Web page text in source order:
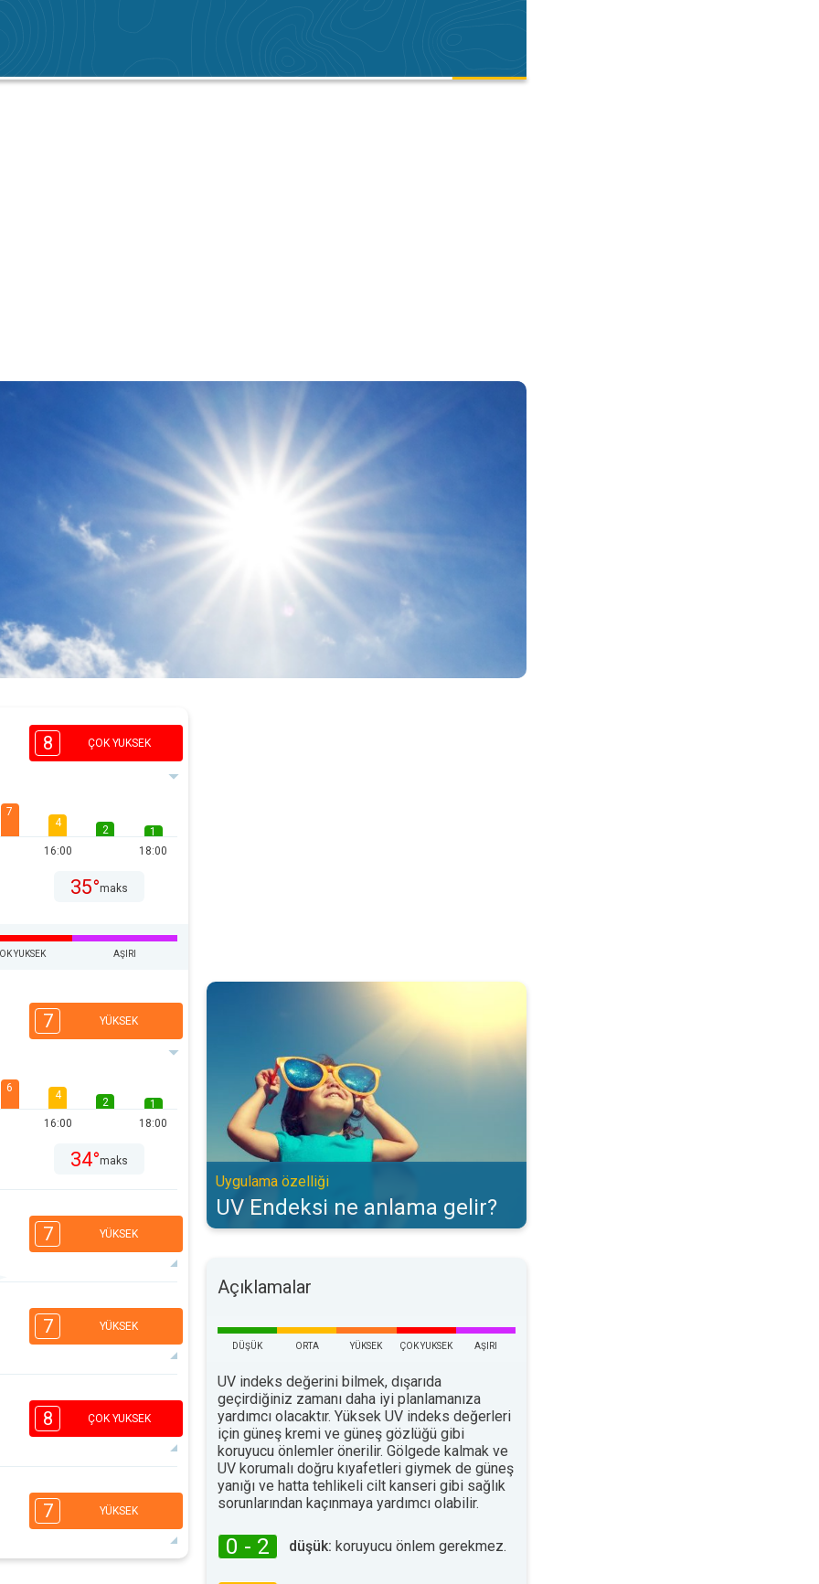
8 ÇOK YUKSEK
7
4
16:00
2
1
18:00
35°maks
YUKSEK AŞIRI
7 YÜKSEK
6
4
16:00
2
1
18:00
34°maks
7 YÜKSEK
4
16:00
3
34°maks
7 YÜKSEK
4
16:00
3
32°maks
8 ÇOK YUKSEK
4
16:00
32°maks
7 YÜKSEK
UV Endeksi ne anlama gelir?. Uygulama özelliği. . .
Uygulama özelliği
UV Endeksi ne anlama gelir?
Açıklamalar
DÜŞÜK ORTA YÜKSEK ÇOK YUKSEK AŞIRI
UV indeks değerini bilmek, dışarıda
geçirdiğiniz zamanı daha iyi planlamanıza
yardımcı olacaktır. Yüksek UV indeks değerleri
için güneş kremi ve güneş gözlüğü gibi
koruyucu önlemler önerilir. Gölgede kalmak ve
UV korumalı doğru kıyafetleri giymek de güneş
yanığı ve hatta tehlikeli cilt kanseri gibi sağlık
sorunlarından kaçınmaya yardımcı olabilir.
0 - 2 düşük: koruyucu önlem gerekmez.